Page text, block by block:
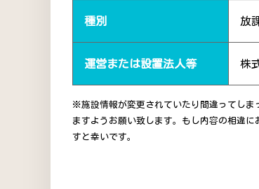
種別 放
運営または設置法人等 株
※施設情報が変更されていたり間違ってしま
ますようお願い致します。もし内容の相違
すと幸いです。